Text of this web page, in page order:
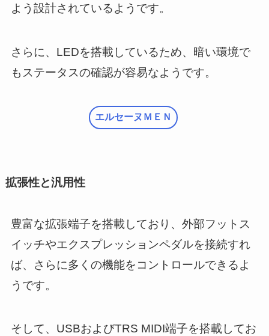
よう設計されているようです。
さらに、LEDを搭載しているため、暗い環境で
もステータスの確認が容易なようです。
エルセーヌＭＥＮ
拡張性と汎用性
豊富な拡張端子を搭載しており、外部フットス
イッチやエクスプレッションペダルを接続すれ
ば、さらに多くの機能をコントロールできるよ
うです。
そして、USBおよびTRS MIDI端子を搭載してお